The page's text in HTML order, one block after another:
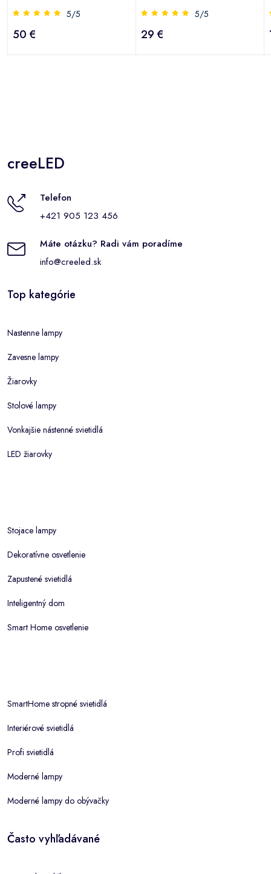
hliník
5/5
50 €
cm, hliník
5/5
29 €
creeLED
Telefon
+421 905 123 456
Máte otázku? Radi vám poradíme
info@creeled.sk
Top kategórie
Nastenne lampy
Zavesne lampy
Žiarovky
Stolové lampy
Vonkajšie nástenné svietidlá
LED žiarovky
Stojace lampy
Dekoratívne osvetlenie
Zapustené svietidlá
Inteligentný dom
Smart Home osvetlenie
SmartHome stropné svietidlá
Interiérové svietidlá
Profi svietidlá
Moderné lampy
Moderné lampy do obývačky
Často vyhľadávané